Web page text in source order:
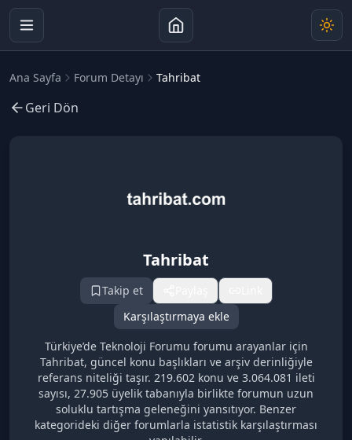
Ana Sayfa Forum Detayı Tahribat
Geri Dön
Tahribat
Takip et
Karşılaştırmaya ekle
Türkiye’de Teknoloji Forumu forumu arayanlar için
Tahribat, güncel konu başlıkları ve arşiv derinliğiyle
referans niteliği taşır. 219.602 konu ve 3.064.081 ileti
sayısı, 27.905 üyelik tabanıyla birlikte forumun uzun
soluklu tartışma geleneğini yansıtıyor. Benzer
kategorideki diğer forumlarla istatistik karşılaştırması